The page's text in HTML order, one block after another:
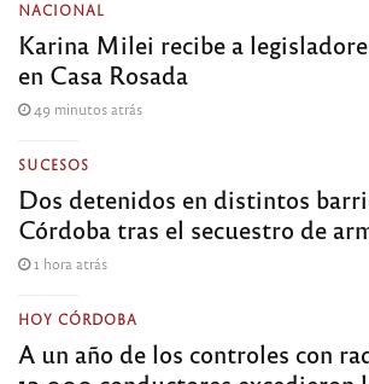
NACIONAL
Karina Milei recibe a
en Casa Rosada
49 minutos atrás
SUCESOS
Dos detenidos en distintos
Córdoba tras el secuestro de
1 hora atrás
HOY CÓRDOBA
A un año de los controles con